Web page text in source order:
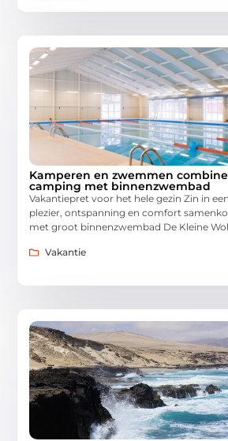
Kamperen en zwemmen
camping met binnenzwembad
Vakantiepret voor het hele gezin Zin in
plezier, ontspanning en comfort
met groot binnenzwembad De Kleine
Vakantie